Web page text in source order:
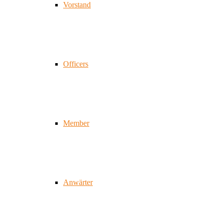
Vorstand
Officers
Member
Anwärter